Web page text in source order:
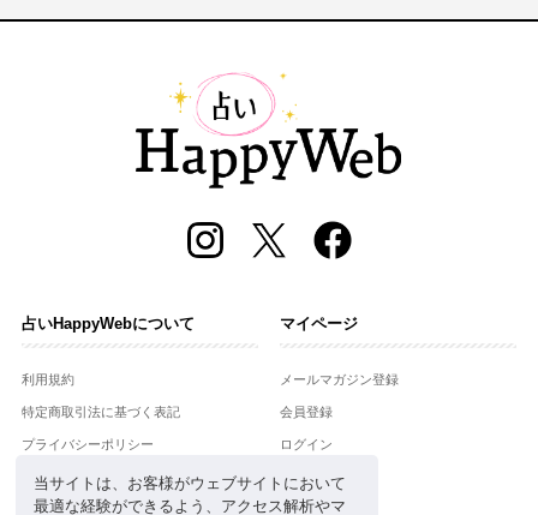
当サイトは、お客様がウェブサイトにおいて
最適な経験ができるよう、アクセス解析やマ
占いHappyWebについて
利用規約
特定商取引法に基づく表記
プライバシーポリシー
運営会社
お問合せ
マイページ
メールマガジン登録
会員登録
ログイン